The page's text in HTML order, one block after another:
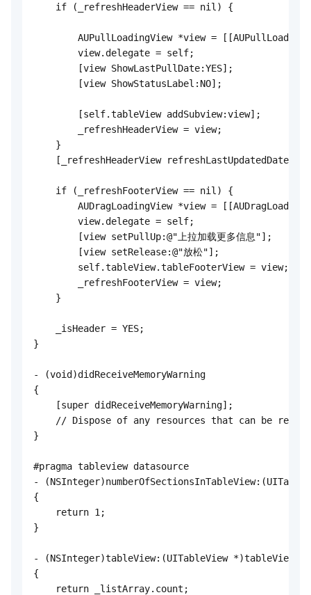
    if (_refreshHeaderView == nil) {
AUPullLoadingView *view =
        view.delegate = self;
        [view ShowLastPullDate:YES];
        [view ShowStatusLabel:NO];
        [self.tableView addSubview:view];
        _refreshHeaderView = view;
    }
    [_refreshHeaderView refreshLastUpdatedDate];
    if (_refreshFooterView == nil) {
AUDragLoadingView *view =
        view.delegate = self;
        [view setPullUp:@"上拉加载更多信息"];
        [view setRelease:@"放松"];
        self.tableView.tableFooterView = view;
        _refreshFooterView = view;
    }
    _isHeader = YES;
}
- (void)didReceiveMemoryWarning
{
    [super didReceiveMemoryWarning];
// Dispose of any resources that can be
}
#pragma tableview datasource
-
{
    return 1;
}
- (NSInteger)tableView:(UITableView *)tableView
{
    return _listArray.count;